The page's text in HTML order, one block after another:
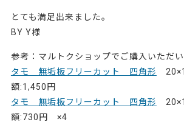
とても満足出来ました。
BY Y様
参考：マルトクショップでご購入いただ
タモ 無垢板フリーカット 四角形
額:1,450円
タモ 無垢板フリーカット 四角形
額:730円 ×4